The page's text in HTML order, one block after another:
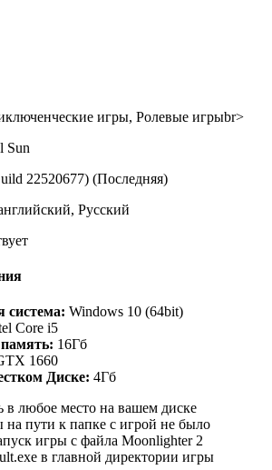
игры, Ролевые игрыbr>
Sun
22520677) (Последняя)
Русский
система: Windows 10 (64bit)
Core i5
16Гб
1660
Диске: 4Гб
в любое место на вашем диске
на пути к папке с игрой не было
игры с файла Moonlighter 2
в главной директории игры